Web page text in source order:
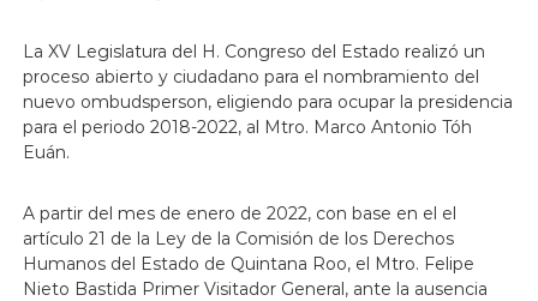
La XV Legislatura del H. Congreso del Estado realizó un
proceso abierto y ciudadano para el nombramiento del
nuevo ombudsperson, eligiendo para ocupar la presidencia
para el periodo 2018-2022, al Mtro. Marco Antonio Tóh
Euán.
A partir del mes de enero de 2022, con base en el el
artículo 21 de la Ley de la Comisión de los Derechos
Humanos del Estado de Quintana Roo, el Mtro. Felipe
Nieto Bastida Primer Visitador General, ante la ausencia